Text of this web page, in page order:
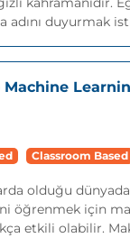
adını duyurmak
Classroom Based
olduğu dünyada
öğrenmek için
etkili olabilir.